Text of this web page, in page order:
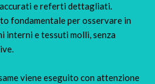
e referti dettagliati.
fondamentale per osservare in
interni e tessuti molli, senza
viene eseguito con attenzione